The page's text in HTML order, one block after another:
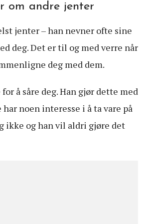
om andre jenter
jenter – han nevner ofte sine
deg. Det er til og med verre når
deg med dem.
å såre deg. Han gjør dette med
noen interesse i å ta vare på
ikke og han vil aldri gjøre det